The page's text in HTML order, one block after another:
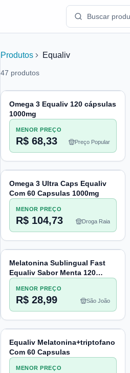
Produtos Equaliv
47 produtos
Omega 3 Equaliv 120 cápsulas
1000mg
MENOR PREÇO
R$ 68,33 Preço Popular
Omega 3 Ultra Caps Equaliv
Com 60 Capsulas 1000mg
MENOR PREÇO
R$ 104,73 Droga Raia
Melatonina Sublingual Fast
Equaliv Sabor Menta 120
Comprimidos
MENOR PREÇO
R$ 28,99 São João
Equaliv Melatonina+triptofano
Com 60 Capsulas
MENOR PREÇO